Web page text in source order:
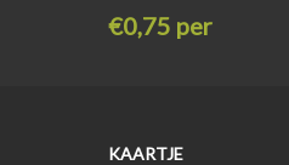
€0,75 per
KAARTJE